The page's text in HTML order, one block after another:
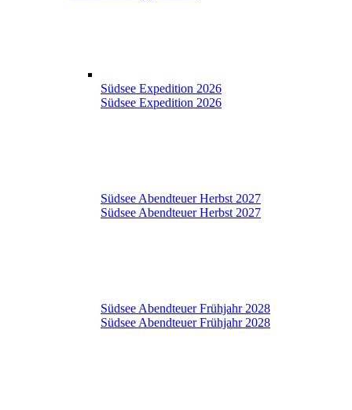
Südsee Expedition 2026
Südsee Expedition 2026
Südsee Abendteuer Herbst 2027
Südsee Abendteuer Herbst 2027
Südsee Abendteuer Frühjahr 2028
Südsee Abendteuer Frühjahr 2028